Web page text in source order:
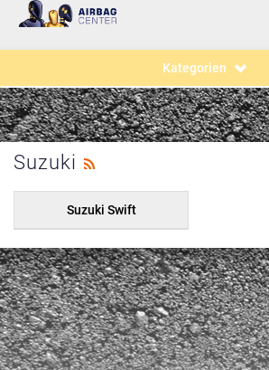
Kategorien
Suzuki
Suzuki Swift